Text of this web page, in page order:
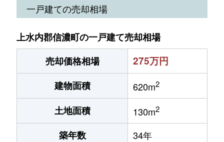
一戸建ての売却相場
上水内郡信濃町の一戸建て売却相場
売却価格相場
275万円
建物面積 620m2
土地面積 130m2
築年数 34年